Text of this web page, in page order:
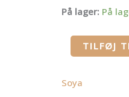
På lager: På
TILFØJ
Soya